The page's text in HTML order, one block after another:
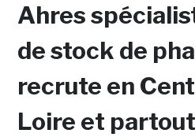
Ahres
de stock de
recrute en
Loire et